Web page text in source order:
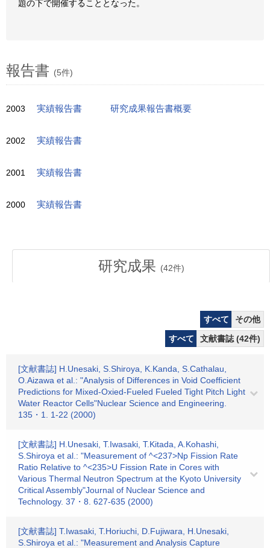
題の下で開催することとなった。
報告書 (5件)
2003 実績報告書 研究成果報告書概要
2002 実績報告書
2001 実績報告書
2000 実績報告書
研究成果 (42件)
すべて
その他
すべて
文献書誌 (42件)
[文献書誌] H.Unesaki, S.Shiroya, K.Kanda, S.Cathalau,
O.Aizawa et al.: "Analysis of Differences in Void Coefficient
Predictions for Mixed-Oxied-Fueled Fueled Tight Pitch Light
Water Reactor Cells"Nuclear Science and Engineering.
135・1. 1-22 (2000)
[文献書誌] H.Unesaki, T.Iwasaki, T.Kitada, A.Kohashi,
S.Shiroya et al.: "Measurement of ^<237>Np Fission Rate
Ratio Relative to ^<235>U Fission Rate in Cores with
Various Thermal Neutron Spectrum at the Kyoto University
Critical Assembly"Journal of Nuclear Science and
Technology. 37・8. 627-635 (2000)
[文献書誌] T.Iwasaki, T.Horiuchi, D.Fujiwara, H.Unesaki,
S.Shiroya et al.: "Measurement and Analysis Capture